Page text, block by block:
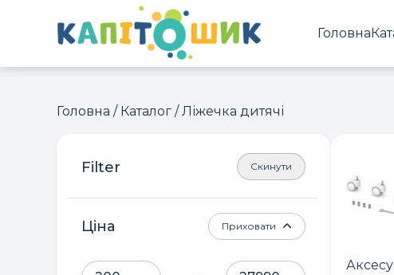
Головна
Головна / Каталог / Ліжечка дитячі
Скинути
Ціна Приховати